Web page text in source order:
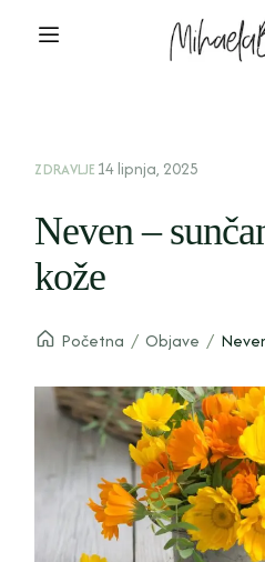
ZDRAVLJE 14 lipnja, 2025
Neven –
kože
Početna / Objave /